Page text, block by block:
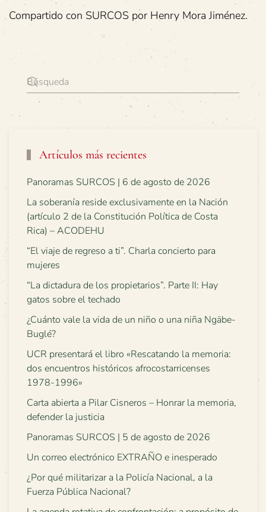
Compartido con SURCOS por Henry Mora Jiménez.
Artículos más recientes
Panoramas SURCOS | 6 de agosto de 2026
La soberanía reside exclusivamente en la Nación
(artículo 2 de la Constitución Política de Costa
Rica) – ACODEHU
“El viaje de regreso a ti”. Charla concierto para
mujeres
“La dictadura de los propietarios”. Parte II: Hay
gatos sobre el techado
¿Cuánto vale la vida de un niño o una niña Ngäbe-
Buglé?
UCR presentará el libro «Rescatando la memoria:
dos encuentros históricos afrocostarricenses
1978-1996»
Carta abierta a Pilar Cisneros – Honrar la memoria,
defender la justicia
Panoramas SURCOS | 5 de agosto de 2026
Un correo electrónico EXTRAÑO e inesperado
¿Por qué militarizar a la Policía Nacional, a la
Fuerza Pública Nacional?